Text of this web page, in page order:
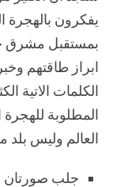
يفكرون بالهجرة
بمستقبل مشرق
ابراز طاقتهم
الكلمات الاتية
المطلوبة للهجرة
العالم وليس بلد
جلب صورتان